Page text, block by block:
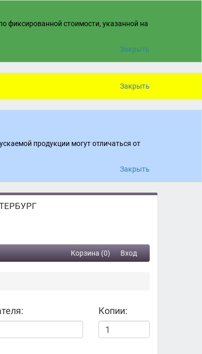
фиксированной стоимости, указанной на
Закрыть
Закрыть
продукции могут отличаться от
Закрыть
Корзина (0) Вход
Копии: